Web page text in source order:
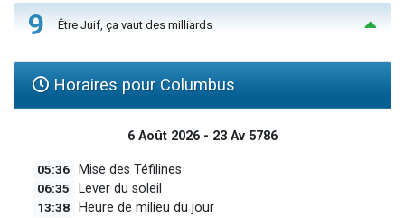
9 Être Juif, ça vaut des milliards
Horaires pour Columbus
6 Août 2026 - 23 Av 5786
05:36 Mise des Téfilines
06:35 Lever du soleil
13:38 Heure de milieu du jour